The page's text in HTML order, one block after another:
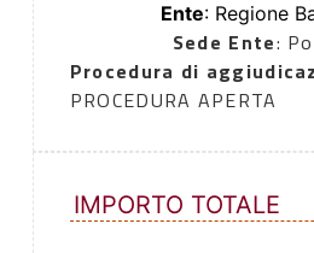
Ente: Regione
Sede Ente:
Procedura di
PROCEDURA APERTA
IMPORTO TOTALE